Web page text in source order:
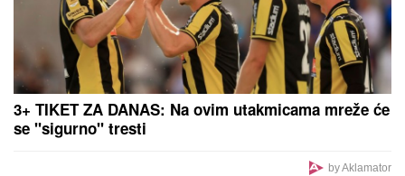
3+ TIKET ZA DANAS: Na ovim utakmicama mreže će
se "sigurno" tresti
by Aklamator